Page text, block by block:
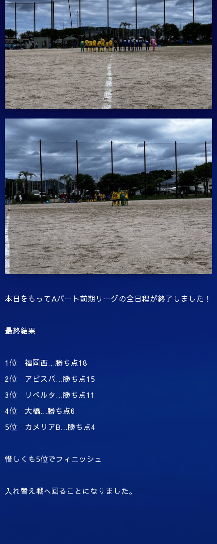
本日をもってAパート前期リーグの全日程が終了しました！
最終結果
1位 福岡西…勝ち点18
2位 アビスパ…勝ち点15
3位 リベルタ…勝ち点11
4位 大橋…勝ち点6
5位 カメリアB…勝ち点4
惜しくも5位でフィニッシュ
入れ替え戦へ回ることになりました。